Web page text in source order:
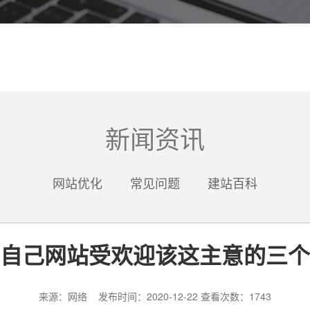
新闻资讯
网站优化 常见问题 建站百科
己网站受欢迎该这主意的三
来源：网络 发布时间：2020-12-22 查看次数：1743